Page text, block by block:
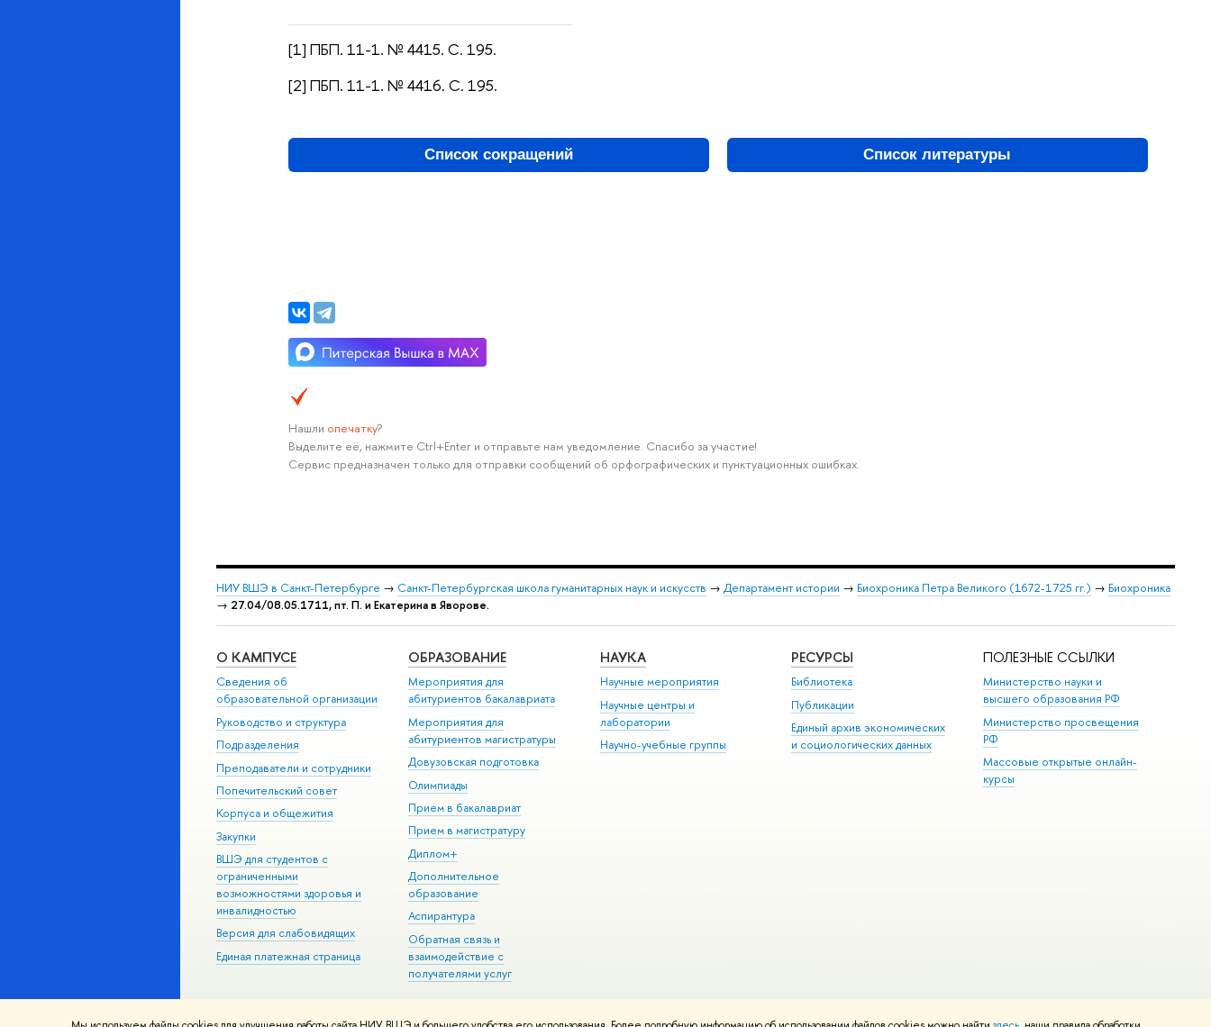
[1] ПБП. 11-1. № 4415. С. 195.
[2] ПБП. 11-1. № 4416. С. 195.
Список сокращений Список литературы
Нашли опечатку?
Выделите её, нажмите Ctrl+Enter и отправьте нам уведомление. Спасибо за участие!
Сервис предназначен только для отправки сообщений об орфографических и пунктуационных ошибках.
НИУ ВШЭ в Санкт-Петербурге → Санкт-Петербургская школа гуманитарных наук и искусств → Департамент истории → Биохроника Петра Великого (1672-1725 гг.) → Биохроника
→ 27.04/08.05.1711, пт. П. и Екатерина в Яворове.
О КАМПУСЕ
Сведения об
образовательной организации
Руководство и структура
Подразделения
Преподаватели и сотрудники
Попечительский совет
Корпуса и общежития
Закупки
ВШЭ для студентов с
ограниченными
возможностями здоровья и
инвалидностью
Версия для слабовидящих
Единая платежная страница
ОБРАЗОВАНИЕ
Мероприятия для
абитуриентов бакалавриата
Мероприятия для
абитуриентов магистратуры
Довузовская подготовка
Олимпиады
Прием в бакалавриат
Прием в магистратуру
Диплом+
Дополнительное
образование
Аспирантура
Обратная связь и
взаимодействие с
получателями услуг
НАУКА
Научные мероприятия
Научные центры и
лаборатории
Научно-учебные группы
РЕСУРСЫ
Библиотека
Публикации
Единый архив экономических
и социологических данных
ПОЛЕЗНЫЕ ССЫЛКИ
Министерство науки и
высшего образования РФ
Министерство просвещения
РФ
Массовые открытые онлайн-
курсы